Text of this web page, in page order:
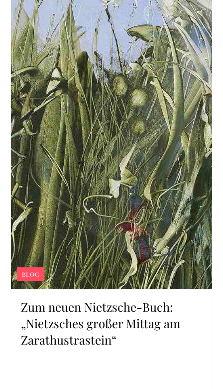
BLOG
Zum neuen Nietzsche-Buch:
„Nietzsches großer Mittag am
Zarathustrastein“